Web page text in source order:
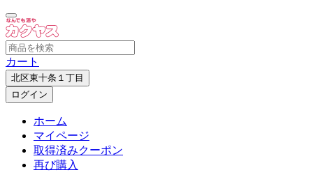
カート
北区東十条１丁目
ログイン
ホーム
マイページ
取得済みクーポン
再び購入